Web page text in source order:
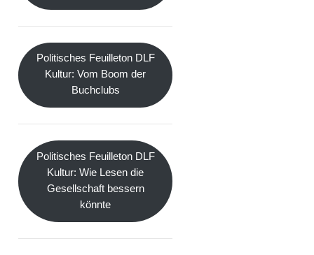
Politisches Feuilleton DLF
Kultur: Vom Boom der
Buchclubs
Politisches Feuilleton DLF
Kultur: Wie Lesen die
Gesellschaft bessern
könnte